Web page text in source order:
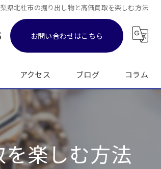
県北杜市の掘り出し物と高価買取を楽しむ方法
お問い合わせはこちら
アクセス ブログ コラム
楽しむ方法